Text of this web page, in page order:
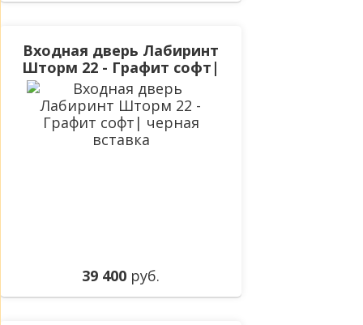
Входная дверь Лабиринт
Шторм 22 - Графит софт|
черная вставка
39 400 руб.